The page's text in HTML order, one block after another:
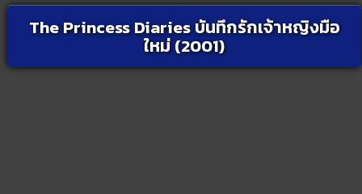
The Princess Diaries บันทึกรักเจ้าหญิงมือ
ใหม่ (2001)